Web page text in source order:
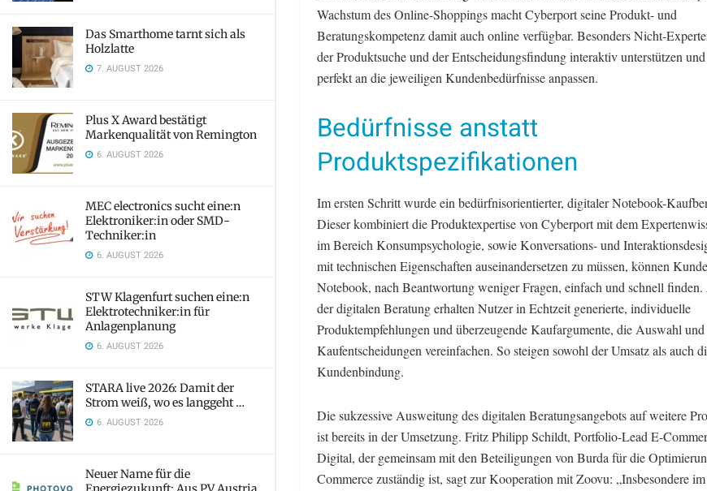
Das Smarthome tarnt sich als
Holzlatte
7. AUGUST 2026
Plus X Award bestätigt
Markenqualität von Remington
6. AUGUST 2026
MEC electronics sucht eine:n
Elektroniker:in oder SMD-
Techniker:in
6. AUGUST 2026
STW Klagenfurt suchen eine:n
Elektrotechniker:in für
Anlagenplanung
6. AUGUST 2026
STARA live 2026: Damit der
Strom weiß, wo es langgeht …
6. AUGUST 2026
Neuer Name für die
Wachstum des Online-Shoppings macht Cyberport seine Produkt- und
Beratungskompetenz damit auch online verfügbar. Besonders Nicht-
der Produktsuche und der Entscheidungsfindung interaktiv unterstützen
perfekt an die jeweiligen Kundenbedürfnisse anpassen.
Bedürfnisse anstatt
Produktspezifikationen
Im ersten Schritt wurde ein bedürfnisorientierter, digitaler Notebook-
Dieser kombiniert die Produktexpertise von Cyberport mit dem
im Bereich Konsumpsychologie, sowie Konversations- und
mit technischen Eigenschaften auseinandersetzen zu müssen, können
Notebook, nach Beantwortung weniger Fragen, einfach und schnell
der digitalen Beratung erhalten Nutzer in Echtzeit generierte, individuelle
Produktempfehlungen und überzeugende Kaufargumente, die Auswahl und
Kaufentscheidungen vereinfachen. So steigen sowohl der Umsatz als auch
Kundenbindung.
Die sukzessive Ausweitung des digitalen Beratungsangebots auf weitere
ist bereits in der Umsetzung. Fritz Philipp Schildt, Portfolio-Lead E-
Digital, der gemeinsam mit den Beteiligungen von Burda für die
Commerce zuständig ist, sagt zur Kooperation mit Zoovu: „Insbesondere im